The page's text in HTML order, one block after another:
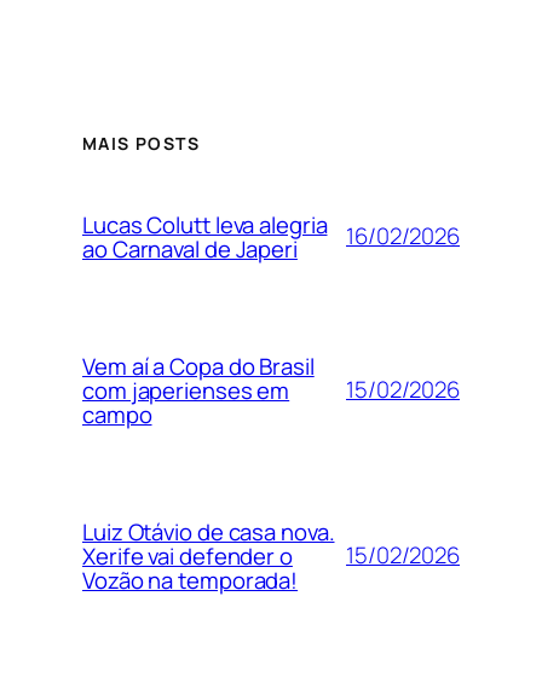
MAIS POSTS
Lucas Colutt leva alegria
ao Carnaval de Japeri 16/02/2026
Vem aí a Copa do Brasil
com japerienses em
campo
15/02/2026
Luiz Otávio de casa nova.
Xerife vai defender o
Vozão na temporada!
15/02/2026